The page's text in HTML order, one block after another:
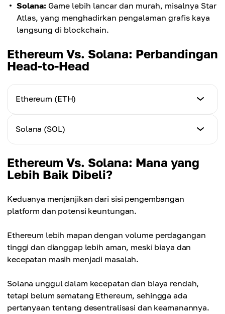
Solana: Game lebih lancar dan murah, misalnya Star
Atlas, yang menghadirkan pengalaman grafis kaya
langsung di blockchain.
Ethereum Vs. Solana: Perbandingan
Head-to-Head
Ethereum (ETH)
Coin issue
Mekanisme
Proof-of-Stake (PoS)
Tujuan
Platform dApps terdesentralisasi yang andal
Harga
± $2.326,03
Kecepatan
Konfirmasi 13 detik
Solana (SOL)
Tanpa batas maksimal, awalnya 574 juta
Proof-of-Stake (PoS) & Proof-of-History (PoH)
Tujuan
Versi yang lebih cepat & murah dari platform
serupa
Harga
± $166,29
Ethereum Vs. Solana: Mana yang
Lebih Baik Dibeli?
Keduanya menjanjikan dari sisi pengembangan
platform dan potensi keuntungan.
Ethereum lebih mapan dengan volume perdagangan
tinggi dan dianggap lebih aman, meski biaya dan
kecepatan masih menjadi masalah.
Solana unggul dalam kecepatan dan biaya rendah,
tetapi belum sematang Ethereum, sehingga ada
pertanyaan tentang desentralisasi dan keamanannya.